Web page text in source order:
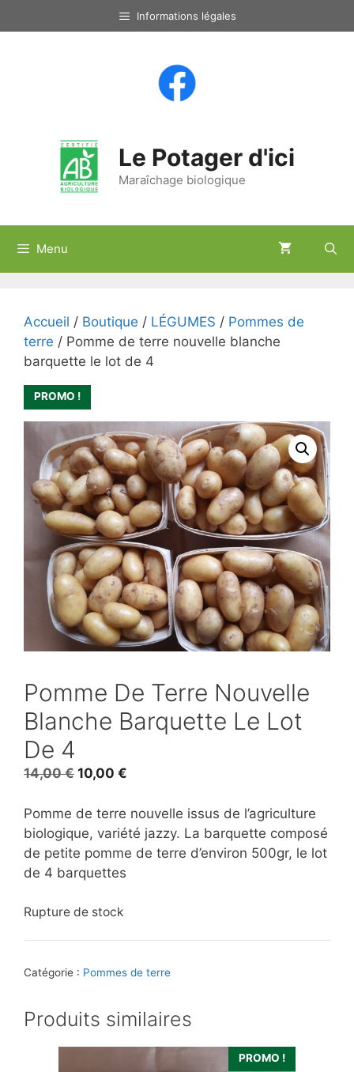
au
Informations légales
Le Potager d'ici
Maraîchage biologique
Menu
Accueil / Boutique / LÉGUMES / Pommes de
terre / Pomme de terre nouvelle blanche
barquette le lot de 4
PROMO !
Pomme De Terre Nouvelle
Blanche Barquette Le Lot
De 4
14,00€ Le
initial
était :
14,00 €.
10,00 €
actuel
est :
10,00 €.
Pomme de terre nouvelle issus de l’agriculture
biologique, variété jazzy. La barquette composé
de petite pomme de terre d’environ 500gr, le lot
de 4 barquettes
Rupture de stock
Catégorie : Pommes de terre
Produits similaires
PROMO !